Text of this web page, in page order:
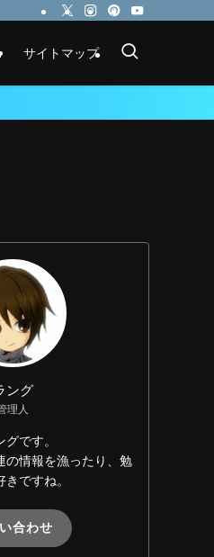
サイトマップ
ング
理人
です。
の情報を漁ったり、勉
ですね。
合わせ